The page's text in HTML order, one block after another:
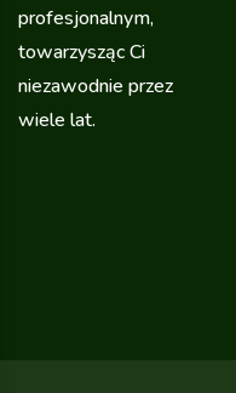
profesjonalnym,
towarzysząc Ci
niezawodnie przez
wiele lat.